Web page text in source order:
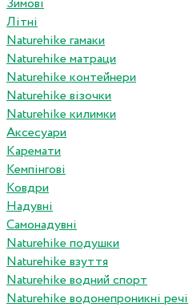
Зимові
Літні
Naturehike гамаки
Naturehike матраци
Naturehike контейнери
Naturehike візочки
Naturehike килимки
Аксесуари
Каремати
Кемпінгові
Ковдри
Надувні
Самонадувні
Naturehike подушки
Naturehike взуття
Naturehike водний спорт
Naturehike водонепроникні речі